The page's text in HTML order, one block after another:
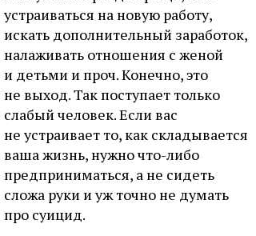
устраиваться на новую работу,
искать дополнительный заработок,
налаживать отношения с женой
и детьми и проч. Конечно, это
не выход. Так поступает только
слабый человек. Если вас
не устраивает то, как складывается
ваша жизнь, нужно что-либо
предприниматься, а не сидеть
сложа руки и уж точно не думать
про суицид.